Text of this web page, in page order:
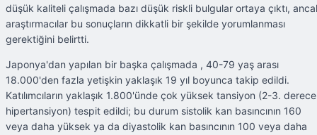
düşük kaliteli çalışmada bazı düşük riskli bulgular ortaya çıktı,
araştırmacılar bu sonuçların dikkatli bir şekilde yorumlanması
gerektiğini belirtti.
Japonya'dan yapılan bir başka çalışmada , 40-79 yaş arası
18.000'den fazla yetişkin yaklaşık 19 yıl boyunca takip edildi.
Katılımcıların yaklaşık 1.800'ünde çok yüksek tansiyon (2-3. derece
hipertansiyon) tespit edildi; bu durum sistolik kan basıncının 160
veya daha yüksek ya da diyastolik kan basıncının 100 veya daha